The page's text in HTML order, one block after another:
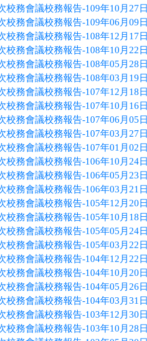
校務會議校務報告-109年10月27日
校務會議校務報告-109年06月09日
校務會議校務報告-108年12月17日
校務會議校務報告-108年10月22日
校務會議校務報告-108年05月28日
校務會議校務報告-108年03月19日
校務會議校務報告-107年12月18日
校務會議校務報告-107年10月16日
校務會議校務報告-107年06月05日
校務會議校務報告-107年03月27日
校務會議校務報告-107年01月02日
校務會議校務報告-106年10月24日
校務會議校務報告-106年05月23日
校務會議校務報告-106年03月21日
校務會議校務報告-105年12月20日
校務會議校務報告-105年10月18日
校務會議校務報告-105年05月24日
校務會議校務報告-105年03月22日
校務會議校務報告-104年12月22日
校務會議校務報告-104年10月20日
校務會議校務報告-104年05月26日
校務會議校務報告-104年03月31日
校務會議校務報告-103年12月30日
校務會議校務報告-103年10月28日